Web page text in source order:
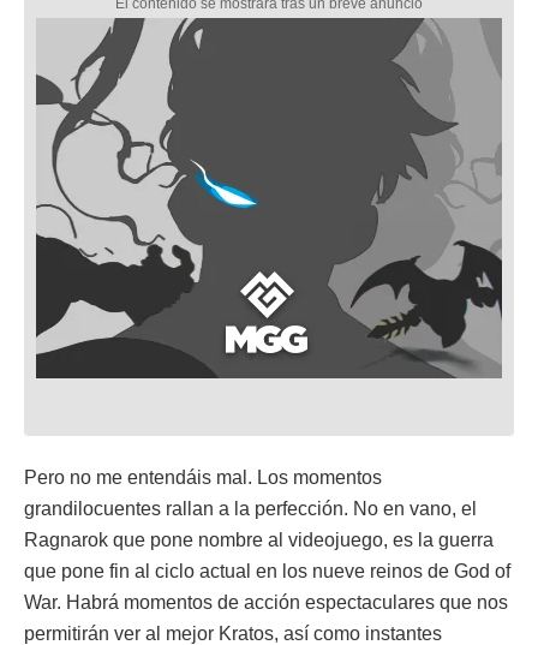
Pero no me entendáis mal. Los momentos
grandilocuentes rallan a la perfección. No en vano, el
Ragnarok que pone nombre al videojuego, es la guerra
que pone fin al ciclo actual en los nueve reinos de God of
War. Habrá momentos de acción espectaculares que nos
permitirán ver al mejor Kratos, así como instantes